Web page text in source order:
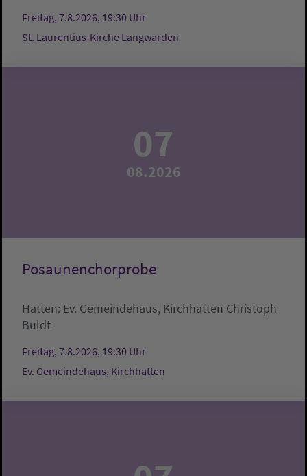
Freitag, 7.8.2026, 19:30 Uhr
St. Laurentius-Kirche Langwarden
07
08.2026
Posaunenchorprobe
Hatten: Ev. Gemeindehaus, Kirchhatten Christoph
Buldt
Freitag, 7.8.2026, 19:30 Uhr
Ev. Gemeindehaus, Kirchhatten